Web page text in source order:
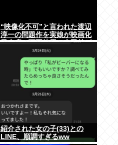
“映像化不可”と言われた渡辺
淳一の問題作を実娘が映画化
黒木瞳、西岡徳馬、吉田羊が
紹介された女の子(33)との
LINE、順調すぎるww